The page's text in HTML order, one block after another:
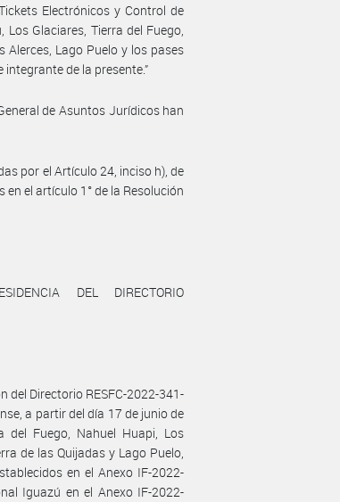
Electrónicos y Control de
Los Glaciares, Tierra del Fuego,
Alerces, Lago Puelo y los pases
de la presente.”
de Asuntos Jurídicos han
por el Artículo 24, inciso h), de
el artículo 1° de la Resolución
DEL DIRECTORIO
del Directorio RESFC-2022-341-
a partir del día 17 de junio de
del Fuego, Nahuel Huapi, Los
de las Quijadas y Lago Puelo,
en el Anexo IF-2022-
Iguazú en el Anexo IF-2022-